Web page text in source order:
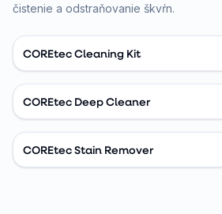
čistenie a odstraňovanie škvŕn.
COREtec Cleaning Kit
COREtec Deep Cleaner
COREtec Stain Remover